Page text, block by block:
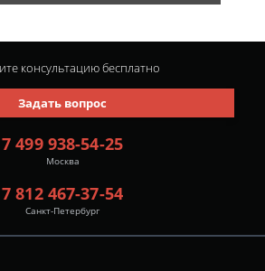
7 499 938-54-25
Москва
7 812 467-37-54
Санкт-Петербург
Задать вопрос
консультациюбесплатно